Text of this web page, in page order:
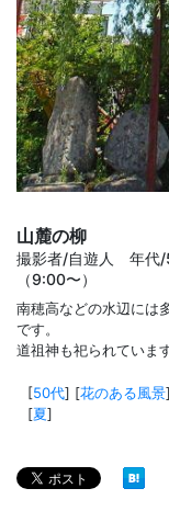
山麓の柳
撮影者/自遊人 年
（9:00〜）
南穂高などの水辺には
です。
道祖神も祀られています
[50代] [花のある風景]
[夏]